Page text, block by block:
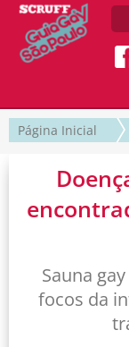
Página Inicial
Sauna
focos da